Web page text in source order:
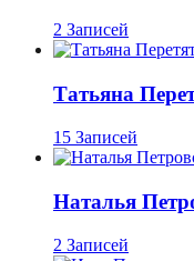
2 Записей
Татьяна
15 Записей
Наталья
2 Записей